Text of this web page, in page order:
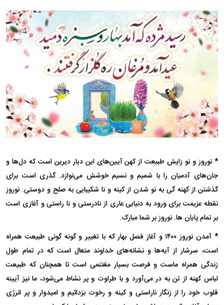
* نوروز و نو زایش طبیعت از کهن آیین‌های این دیار دیرین است که دل‌ها و
جان‌های آدمیان را با شمیم و نسیم خوشش می‌نوازد. گذری است برای
گذشتن از کهنه گی به نو شدن از کینه و نا شکیبایی به صلح و دوستی. نوروز
نقطه عزیمت برای ورود به دنیایی عاری از نادرستی و نا راستی و آغازی است
بر تمام پایان ها. نوروز بر شما مبارک.
* آمدن نوروز ۱۴۰۰ و آغاز فصل بهار که با تغییر و گونه گونی طبیعت همراه
است، سرشار از آیه‌ها و نشانه‌های خداوند متعال است که در تمام طول
زندگی همراه ماست و فرصت بسیار مغتنمی است تا همچنان که طبیعت
لباس کهنه از تن به در می‌آورد و با طراوت و پر نشاط می‌شود، ما نیز آیینه
قلوب خود را از زنگار ناراستی و کینه و رخوت بزدائیم و امیدوار و پر انرژی